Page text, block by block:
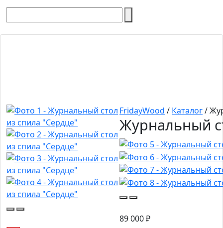
FridayWood / Каталог/
Журнальный
89 000₽